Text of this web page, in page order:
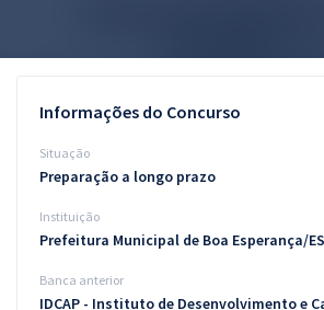
Conteúdo gratuito
Blog
Informações do Concurso
Situação
Preparação a longo prazo
Instituição
Prefeitura Municipal de Boa Esperança/ES
Banca anterior
IDCAP - Instituto de Desenvolvimento e